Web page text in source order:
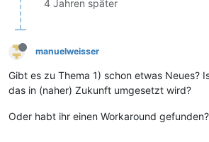
4 Jahren später
manuelweisser
Gibt es zu Thema 1) schon etwas Neues?
das in (naher) Zukunft umgesetzt wird?
Oder habt ihr einen Workaround gefunden?